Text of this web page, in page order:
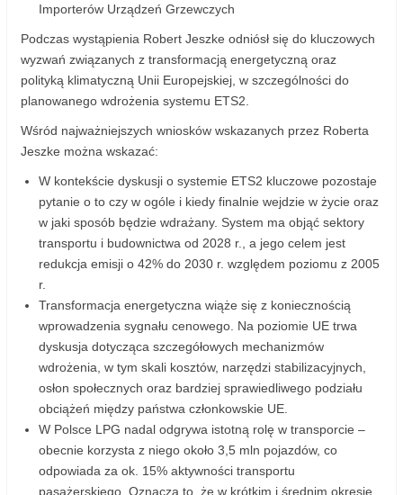
Importerów Urządzeń Grzewczych
Podczas wystąpienia Robert Jeszke odniósł się do kluczowych
wyzwań związanych z transformacją energetyczną oraz
polityką klimatyczną Unii Europejskiej, w szczególności do
planowanego wdrożenia systemu ETS2.
Wśród najważniejszych wniosków wskazanych przez Roberta
Jeszke można wskazać:
W kontekście dyskusji o systemie ETS2 kluczowe pozostaje
pytanie o to czy w ogóle i kiedy finalnie wejdzie w życie oraz
w jaki sposób będzie wdrażany. System ma objąć sektory
transportu i budownictwa od 2028 r., a jego celem jest
redukcja emisji o 42% do 2030 r. względem poziomu z 2005
r.
Transformacja energetyczna wiąże się z koniecznością
wprowadzenia sygnału cenowego. Na poziomie UE trwa
dyskusja dotycząca szczegółowych mechanizmów
wdrożenia, w tym skali kosztów, narzędzi stabilizacyjnych,
osłon społecznych oraz bardziej sprawiedliwego podziału
obciążeń między państwa członkowskie UE.
W Polsce LPG nadal odgrywa istotną rolę w transporcie –
obecnie korzysta z niego około 3,5 mln pojazdów, co
odpowiada za ok. 15% aktywności transportu
pasażerskiego. Oznacza to, że w krótkim i średnim okresie